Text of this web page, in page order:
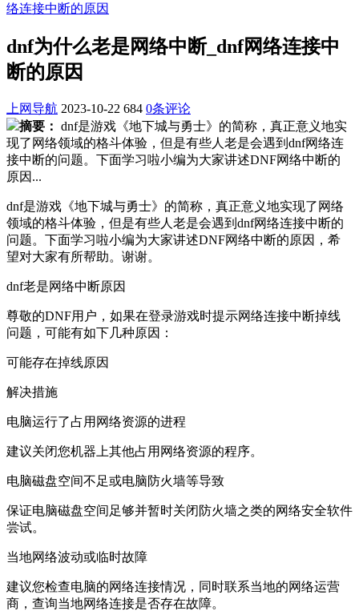
络连接中断的原因
dnf为什么老是网络中断_dnf网络连接中
断的原因
上网导航 2023-10-22 684 0条评论
摘要： dnf是游戏《地下城与勇士》的简称，真正意义地实
现了网络领域的格斗体验，但是有些人老是会遇到dnf网络连
接中断的问题。下面学习啦小编为大家讲述DNF网络中断的
原因...
dnf是游戏《地下城与勇士》的简称，真正意义地实现了网络
领域的格斗体验，但是有些人老是会遇到dnf网络连接中断的
问题。下面学习啦小编为大家讲述DNF网络中断的原因，希
望对大家有所帮助。谢谢。
dnf老是网络中断原因
尊敬的DNF用户，如果在登录游戏时提示网络连接中断掉线
问题，可能有如下几种原因：
可能存在掉线原因
解决措施
电脑运行了占用网络资源的进程
建议关闭您机器上其他占用网络资源的程序。
电脑磁盘空间不足或电脑防火墙等导致
保证电脑磁盘空间足够并暂时关闭防火墙之类的网络安全软件
尝试。
当地网络波动或临时故障
建议您检查电脑的网络连接情况，同时联系当地的网络运营
商，查询当地网络连接是否存在故障。